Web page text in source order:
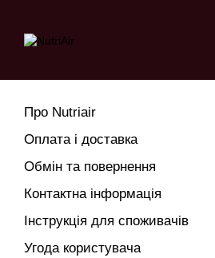
Про Nutriair
Оплата і доставка
Обмін та повернення
Контактна інформація
Інструкція для споживачів
Угода користувача